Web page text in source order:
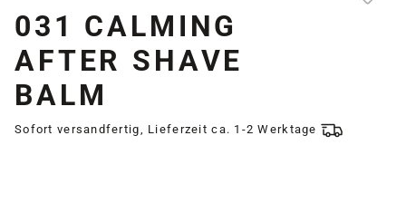
031 CALMING
AFTER SHAVE
BALM
Sofort versandfertig, Lieferzeit ca. 1-2 Werktage